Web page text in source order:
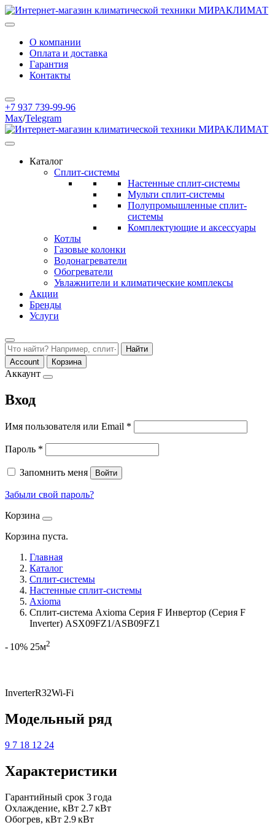
О компании
Оплата и доставка
Гарантия
Контакты
+7 937 739-99-96
Max/Telegram
Каталог
Сплит-системы
Настенные сплит-системы
Мульти сплит-системы
Полупромышленные сплит-
системы
Комплектующие и аксессуары
Котлы
Газовые колонки
Водонагреватели
Обогреватели
Увлажнители и климатические комплексы
Акции
Бренды
Услуги
Найти
Account
Корзина
Аккаунт
Вход
Имя пользователя или Email *
Пароль *
Запомнить меня Войти
Забыли свой пароль?
Корзина
Корзина пуста.
Главная
Каталог
Сплит-системы
Настенные сплит-системы
Axioma
Сплит-система Axioma Серия F Инвертор (Серия F
Inverter) ASX09FZ1/ASB09FZ1
- 10% 25м2
InverterR32Wi-Fi
Модельный ряд
9 7 18 12 24
Характеристики
Гарантийный срок 3 года
Охлаждение, кВт 2.7 кВт
Обогрев, кВт 2.9 кВт